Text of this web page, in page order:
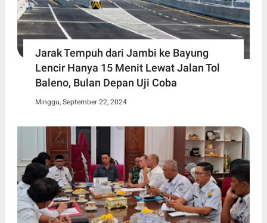
Jarak Tempuh dari Jambi ke Bayung
Lencir Hanya 15 Menit Lewat Jalan Tol
Baleno, Bulan Depan Uji Coba
Minggu, September 22, 2024